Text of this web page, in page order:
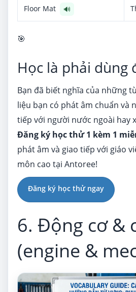
Floor Mat 🔊
🎯
Học là phải dùng
Bạn đã biết nghĩa của những
liệu bạn có phát âm chuẩn và
tiếp với người nước ngoài hay
Đăng ký học thử 1 kèm 1
phát âm và giao tiếp với giáo
môn cao tại Antoree!
Đăng ký học thử ngay
6. Động cơ &
(engine &